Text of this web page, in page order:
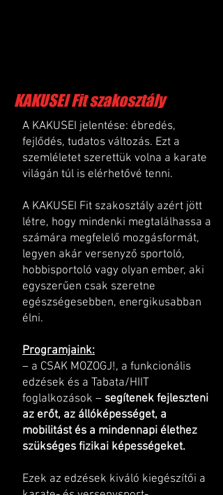
KAKUSEI Fit szakosztály
A KAKUSEI jelentése: ébredés,
fejlődés, tudatos változás. Ezt a
szemléletet szerettük volna a karate
világán túl is elérhetővé tenni.
A KAKUSEI Fit szakosztály azért jött
létre, hogy mindenki megtalálhassa a
számára megfelelő mozgásformát,
legyen akár versenyző sportoló,
hobbisportoló vagy olyan ember, aki
egyszerűen csak szeretne
egészségesebben, energikusabban
élni.
Programjaink:
– a CSAK MOZOGJ!, a funkcionális
edzések és a Tabata/HIIT
foglalkozások – segítenek fejleszteni
az erőt, az állóképességet, a
mobilitást és a mindennapi élethez
szükséges fizikai képességeket.
Ezek az edzések kiváló kiegészítői a